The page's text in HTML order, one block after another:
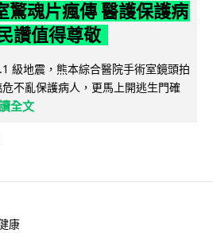
驚魂片瘋傳 醫護保護病
讚值得尊敬
級地震，熊本綜合醫院手術室鏡頭拍
不亂保護病人，更馬上開逃生門確
全文
康